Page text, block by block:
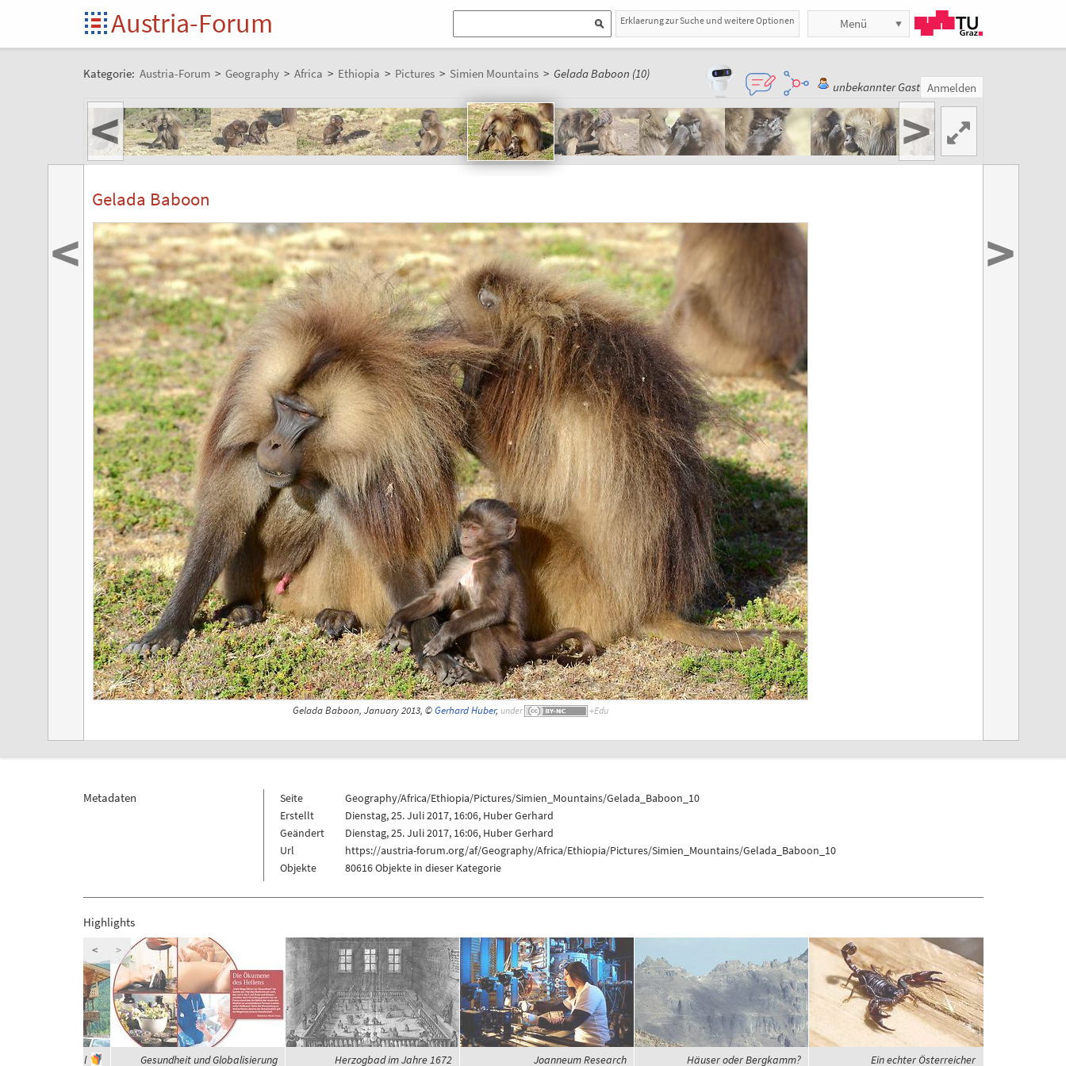
Austria-Forum Erklaerung zur Suche und weitere Optionen Menü
Kategorie: Austria-Forum > Geography > Africa > Ethiopia > Pictures > Simien Mountains > Gelada Baboon (10)
unbekannter Gast Anmelden
< >
Gelada Baboon
Gelada Baboon, January 2013, ©Gerhard Huber, under
< >
Metadaten Seite
Geography/Africa/Ethiopia/Pictures/Simien_Mountains/Gelada_Baboon_10
Erstellt
Dienstag, 25. Juli 2017, 16:06, Huber Gerhard
Geändert
Dienstag, 25. Juli 2017, 16:06, Huber Gerhard
Url
https://austria-forum.org/af/Geography/Africa/Ethiopia/Pictures/Simien_Mountains/Gelada_Baboon_10
Objekte
80616 Objekte in dieser Kategorie
Highlights
im Zillertal Gesundheit und Globalisierung Herzogbad im Jahre 1672 Joanneum Research Häuser oder Bergkamm? Ein echter Österreicher
< >